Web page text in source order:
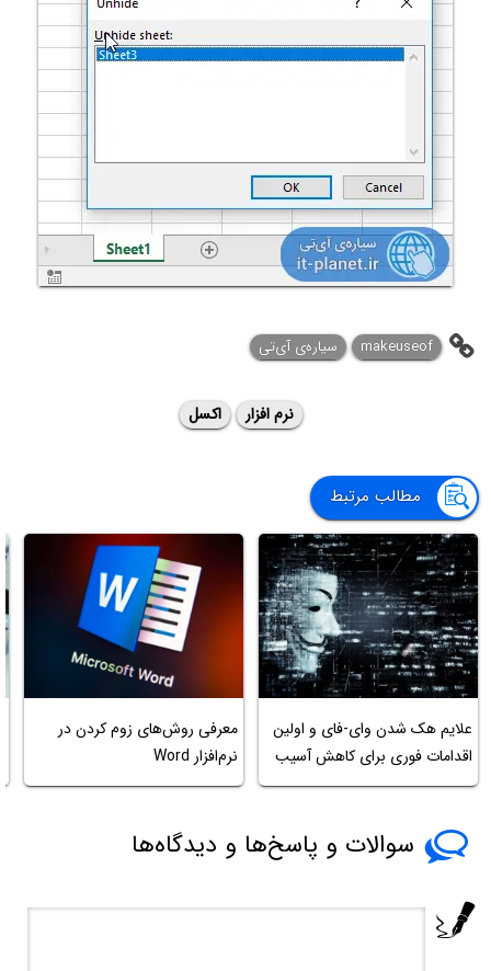
makeuseof سیاره‌ی آی‌تی
نرم افزار اکسل
مطالب مرتبط
علایم هک شدن وای-فای و اولین
اقدامات فوری برای کاهش آسیب
معرفی روش‌های زوم کردن در
نرم‌افزار Word
سوالات و پاسخ‌ها و دیدگاه‌ها